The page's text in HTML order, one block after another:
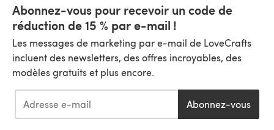
Abonnez-vous pour recevoir un code de
réduction de 15 % par e-mail !
Les messages de marketing par e-mail de LoveCrafts
incluent des newsletters, des offres incroyables, des
modèles gratuits et plus encore.
Abonnez-vous